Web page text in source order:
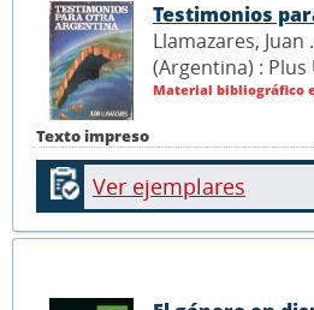
Texto impreso
Testimonios
Llamazares, Juan
(Argentina) : Plus
Material bibliográfico
Ver ejemplares